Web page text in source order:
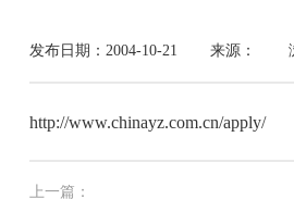
发布日期：2004-10-21 来源：
http://www.chinayz.com.cn/apply/
上一篇：